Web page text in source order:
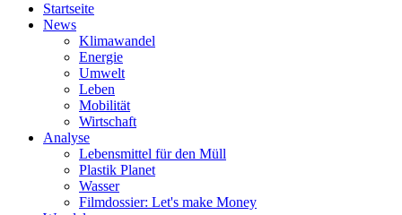
Startseite
News
Klimawandel
Energie
Umwelt
Leben
Mobilität
Wirtschaft
Analyse
Lebensmittel für den Müll
Plastik Planet
Wasser
Filmdossier: Let's make Money